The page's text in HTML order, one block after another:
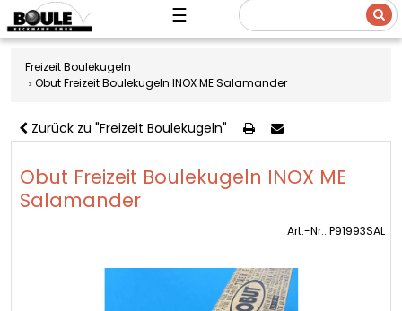
☰
Freizeit Boulekugeln
Obut Freizeit Boulekugeln INOX ME Salamander
Zurück zu "Freizeit Boulekugeln"
Obut Freizeit Boulekugeln INOX ME
Salamander
Art.-Nr.: P91993SAL